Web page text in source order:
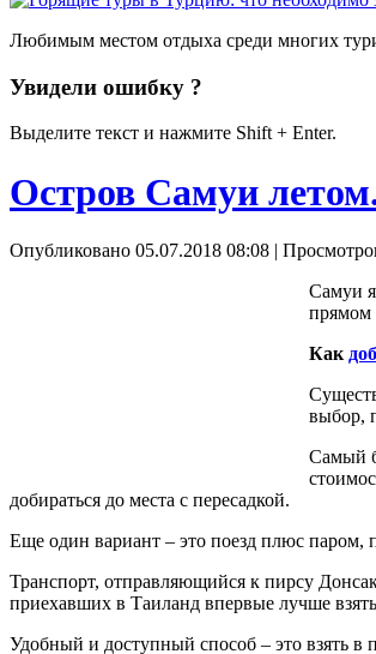
Любимым местом отдыха среди многих
Увидели ошибку ?
Выделите текст и нажмите Shift + Enter.
Остров Самуи
Опубликовано 05.07.2018 08:08 |
Самуи
прямом
Как
выбор,
Самый
добираться до места с пересадкой.
Еще один вариант – это поезд плюс паром,
Транспорт, отправляющийся к пирсу
приехавших в Таиланд впервые лучше
Удобный и доступный способ – это взять в